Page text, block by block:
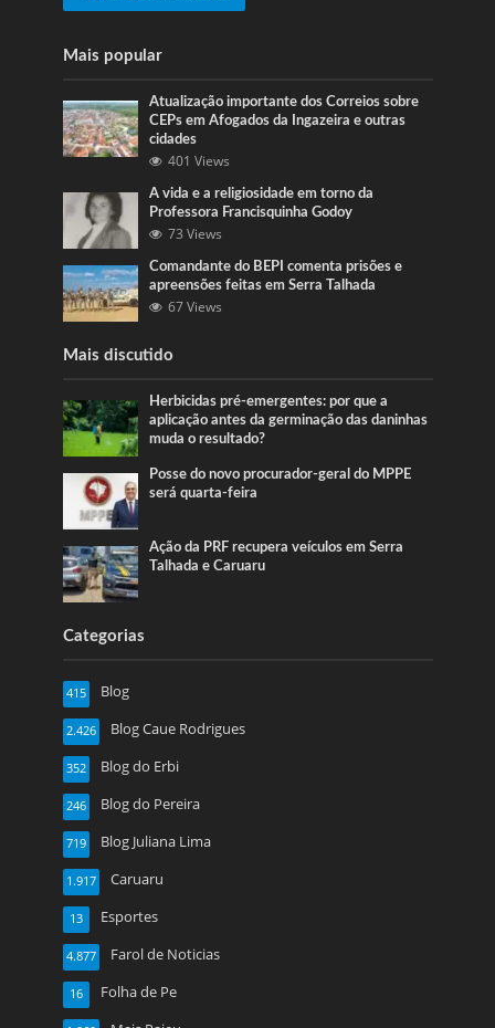
Mais popular
Atualização importante dos Correios sobre
CEPs em Afogados da Ingazeira e outras
cidades
401 Views
A vida e a religiosidade em torno da
Professora Francisquinha Godoy
73 Views
Comandante do BEPI comenta prisões e
apreensões feitas em Serra Talhada
67 Views
Mais discutido
Herbicidas pré-emergentes: por que a
aplicação antes da germinação das daninhas
muda o resultado?
Posse do novo procurador-geral do MPPE
será quarta-feira
Ação da PRF recupera veículos em Serra
Talhada e Caruaru
Categorias
Blog
415
Blog Caue Rodrigues
2.426
Blog do Erbi
352
Blog do Pereira
246
Blog Juliana Lima
719
Caruaru
1.917
Esportes
13
Farol de Noticias
4.877
Folha de Pe
16